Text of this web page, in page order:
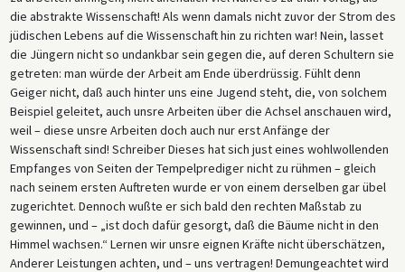
die abstrakte Wissenschaft! Als wenn damals nicht zuvor der Strom des
jüdischen Lebens auf die Wissenschaft hin zu richten war! Nein, lasset
die Jüngern nicht so undankbar sein gegen die, auf deren Schultern sie
getreten: man würde der Arbeit am Ende überdrüssig. Fühlt denn
Geiger nicht, daß auch hinter uns eine Jugend steht, die, von solchem
Beispiel geleitet, auch unsre Arbeiten über die Achsel anschauen wird,
weil – diese unsre Arbeiten doch auch nur erst Anfänge der
Wissenschaft sind! Schreiber Dieses hat sich just eines wohlwollenden
Empfanges von Seiten der Tempelprediger nicht zu rühmen – gleich
nach seinem ersten Auftreten wurde er von einem derselben gar übel
zugerichtet. Dennoch wußte er sich bald den rechten Maßstab zu
gewinnen, und – „ist doch dafür gesorgt, daß die Bäume nicht in den
Himmel wachsen.“ Lernen wir unsre eignen Kräfte nicht überschätzen,
Anderer Leistungen achten, und – uns vertragen! Demungeachtet wird